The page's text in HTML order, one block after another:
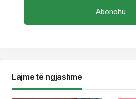
Lajme të ngjashme